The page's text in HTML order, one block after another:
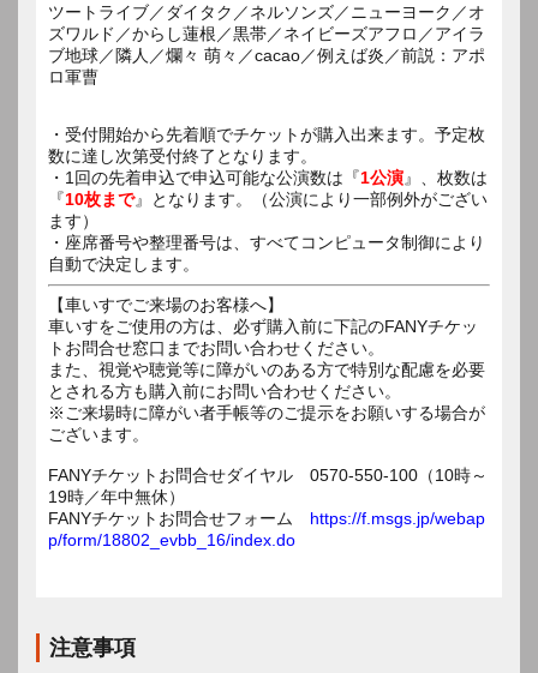
ツートライブ／ダイタク／ネルソンズ／ニューヨーク／オ
ズワルド／からし蓮根／黒帯／ネイビーズアフロ／アイラ
ブ地球／隣人／爛々 萌々／cacao／例えば炎／前説：アポ
ロ軍曹
・受付開始から先着順でチケットが購入出来ます。予定枚
数に達し次第受付終了となります。
・1回の先着申込で申込可能な公演数は『1公演』、枚数は
『10枚まで』となります。（公演により一部例外がござい
ます）
・座席番号や整理番号は、すべてコンピュータ制御により
自動で決定します。
【車いすでご来場のお客様へ】
車いすをご使用の方は、必ず購入前に下記のFANYチケッ
トお問合せ窓口までお問い合わせください。
また、視覚や聴覚等に障がいのある方で特別な配慮を必要
とされる方も購入前にお問い合わせください。
※ご来場時に障がい者手帳等のご提示をお願いする場合が
ございます。
FANYチケットお問合せダイヤル 0570-550-100（10時～
19時／年中無休）
FANYチケットお問合せフォーム https://f.msgs.jp/webap
p/form/18802_evbb_16/index.do
注意事項